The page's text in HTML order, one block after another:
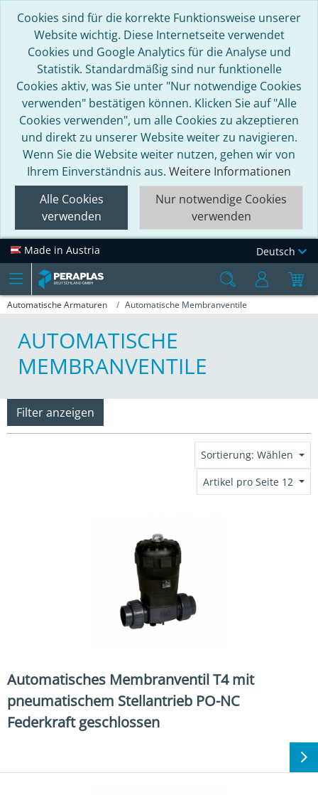
Cookies sind für die korrekte Funktionsweise unserer
Website wichtig. Diese Internetseite verwendet
Cookies und Google Analytics für die Analyse und
Statistik. Standardmäßig sind nur funktionelle
Cookies aktiv, was Sie unter "Nur notwendige Cookies
verwenden" bestätigen können. Klicken Sie auf "Alle
Cookies verwenden", um alle Cookies zu akzeptieren
und direkt zu unserer Website weiter zu navigieren.
Wenn Sie die Website weiter nutzen, gehen wir von
Ihrem Einverständnis aus. Weitere Informationen
Alle Cookies
verwenden
Nur notwendige Cookies
verwenden
Made in Austria Deutsch
Automatische Armaturen Automatische Membranventile
AUTOMATISCHE
MEMBRANVENTILE
Filter anzeigen
Sortierung: Wählen
Artikel pro Seite 12
Automatisches Membranventil T4 mit
pneumatischem Stellantrieb PO-NC
Federkraft geschlossen